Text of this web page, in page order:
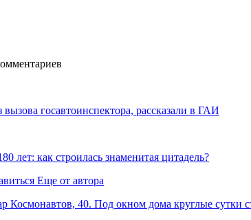
госавтоинспектора, рассказали в ГАИ
лет: как строилась знаменитая цитадель?
Еще от автора
Космонавтов, 40. Под окном дома круглые